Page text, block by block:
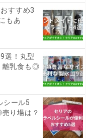
すすめ3
もあ
選！丸型
離乳食も◎
シール5
り場は？